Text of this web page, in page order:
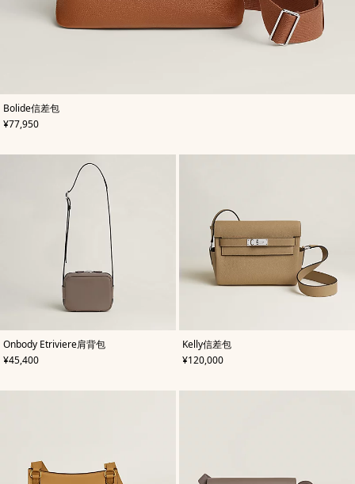
Bolide信差包
,颜
色:
米
然
,
价格
¥77,950
Onbody Etriviere肩背包
,颜
色:
米
然
,
价格
¥45,400
Kelly信差包
,颜
色:
米
然
,
价格
¥120,000